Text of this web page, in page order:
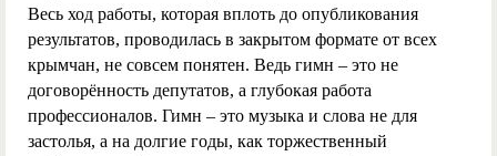
Весь ход работы, которая вплоть до опубликования
результатов, проводилась в закрытом формате от всех
крымчан, не совсем понятен. Ведь гимн – это не
договорённость депутатов, а глубокая работа
профессионалов. Гимн – это музыка и слова не для
застолья, а на долгие годы, как торжественный